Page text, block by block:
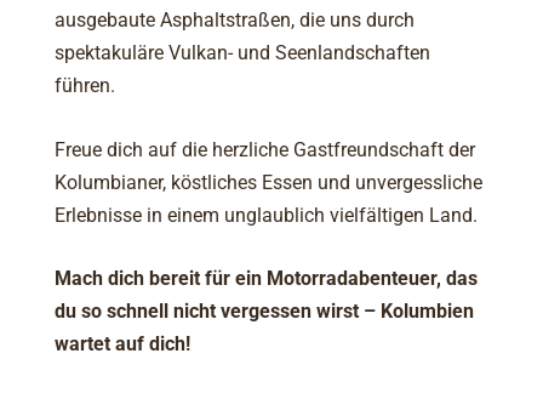
ausgebaute Asphaltstraßen, die uns durch
spektakuläre Vulkan- und Seenlandschaften
führen.
Freue dich auf die herzliche Gastfreundschaft der
Kolumbianer, köstliches Essen und unvergessliche
Erlebnisse in einem unglaublich vielfältigen Land.
Mach dich bereit für ein Motorradabenteuer, das
du so schnell nicht vergessen wirst – Kolumbien
wartet auf dich!